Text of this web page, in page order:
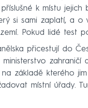
k místu jejich
si sami zaplatí, a o
Pokud lidé test
přicestují do
zahraničí
na základě kterého
místní úřady.